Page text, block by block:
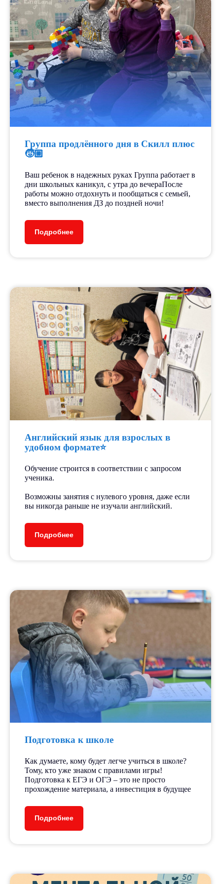
Группа продлённого дня в Скилл плюс
🧒🏼
Ваш ребенок в надежных руках Группа работает в
дни школьных каникул, с утра до вечераПосле
работы можно отдохнуть и пообщаться с семьей,
вместо выполнения ДЗ до поздней ночи!
Подробнее
Английский язык для взрослых в
удобном формате⭐️
Обучение строится в соответствии с запросом
ученика.
Возможны занятия с нулевого уровня, даже если
вы никогда раньше не изучали английский.
Подробнее
Подготовка к школе
Как думаете, кому будет легче учиться в школе?
Тому, кто уже знаком с правилами игры!
Подготовка к ЕГЭ и ОГЭ – это не просто
прохождение материала, а инвестиция в будущее
Подробнее
Все события
Лицензированный
образовательный центр
«СкиллПлюс»
Возможность использовать
материнский капитал и
получать налоговый вычет.
Бесплатное входное
Авторская система
подготовки по различным
5+
лет работы
250+
15+
педагогов
30+